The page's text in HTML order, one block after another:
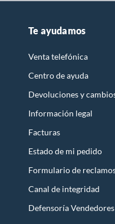
Te ayudamos
Venta telefónica
Centro de ayuda
Devoluciones y
Información legal
Facturas
Estado de mi pedido
Formulario de
Canal de integridad
Defensoría